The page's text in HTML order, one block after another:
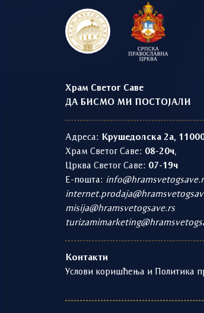
Храм Светог Саве
ДА БИСМО МИ ПОСТОЈАЛИ
Адреса: Крушедолска 2а,
Храм Светог Саве: 08-20ч,
Црква Светог Саве: 07-19ч
Е-пошта:
misija@hramsvetogsave.rs
Контакти
Услови коришћења и Политика